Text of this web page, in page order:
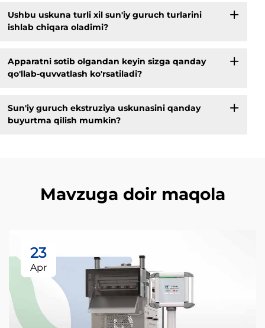
Ushbu uskuna turli xil sun'iy guruch turlarini
ishlab chiqara oladimi?
Apparatni sotib olgandan keyin sizga qanday
qo'llab-quvvatlash ko'rsatiladi?
Sun'iy guruch ekstruziya uskunasini qanday
buyurtma qilish mumkin?
Mavzuga doir maqola
23
Apr